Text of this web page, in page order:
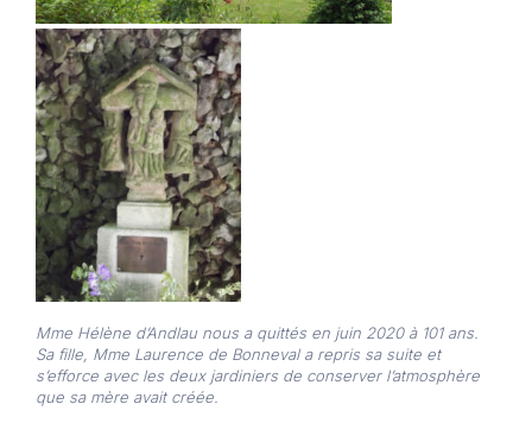
Mme Hélène d’Andlau nous a quittés en juin 2020 à 101 ans.
Sa fille, Mme Laurence de Bonneval a repris sa suite et
s’efforce avec les deux jardiniers de conserver l’atmosphère
que sa mère avait créée.